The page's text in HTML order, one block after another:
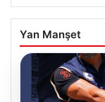
Yan Manşet